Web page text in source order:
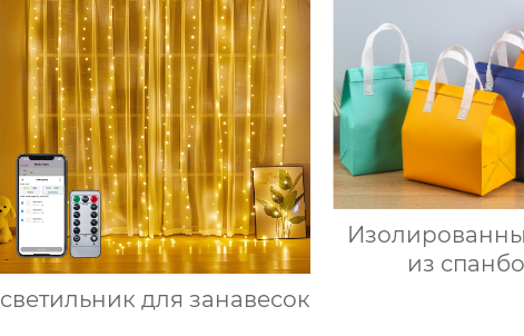
светильник для занавесок
из